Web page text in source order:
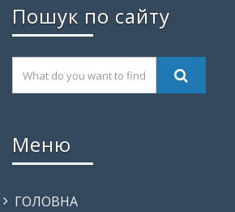
Пошук по сайту
Меню
ГОЛОВНА